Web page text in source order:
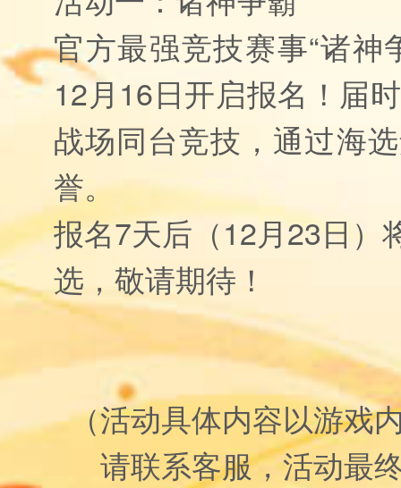
官方最强竞技赛事“诸神
12月16日开启报名！届
战场同台竞技，通过海
誉。
报名7天后（12月23日）
选，敬请期待！
（活动具体内容以游戏
请联系客服，活动最